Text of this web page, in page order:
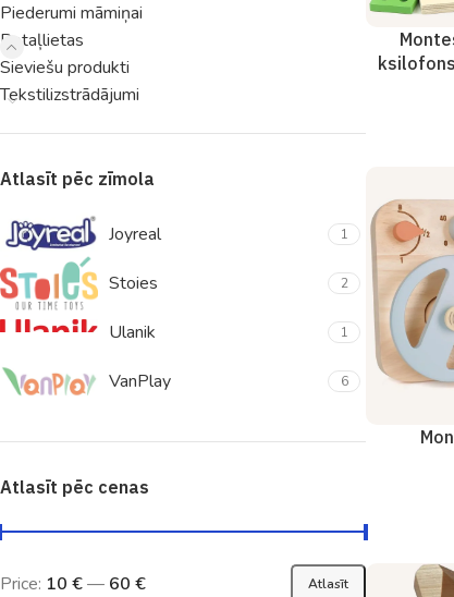
Piederumi māmiņai
Rotaļlietas
Sieviešu produkti
Tekstilizstrādājumi
Atlasīt pēc zīmola
Joyreal 1
Stoies 2
Ulanik 1
VanPlay 6
Atlasīt pēc cenas
Atlasīt
Price: 10 €— 60 €